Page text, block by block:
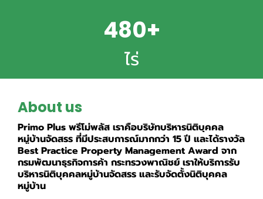
665+
ไร่
About us
Primo Plus พรีโม่พลัส เราคือบริษัทบริหารนิติบุคคล
หมู่บ้านจัดสรร ที่มีประสบการณ์มากกว่า 15 ปี และได้รางวัล
Best Practice Property Management Award จาก
กรมพัฒนาธุรกิจการค้า กระทรวงพาณิชย์ เราให้บริการรับ
บริหารนิติบุคคลหมู่บ้านจัดสรร และรับจัดตั้งนิติบุคคล
หมู่บ้าน